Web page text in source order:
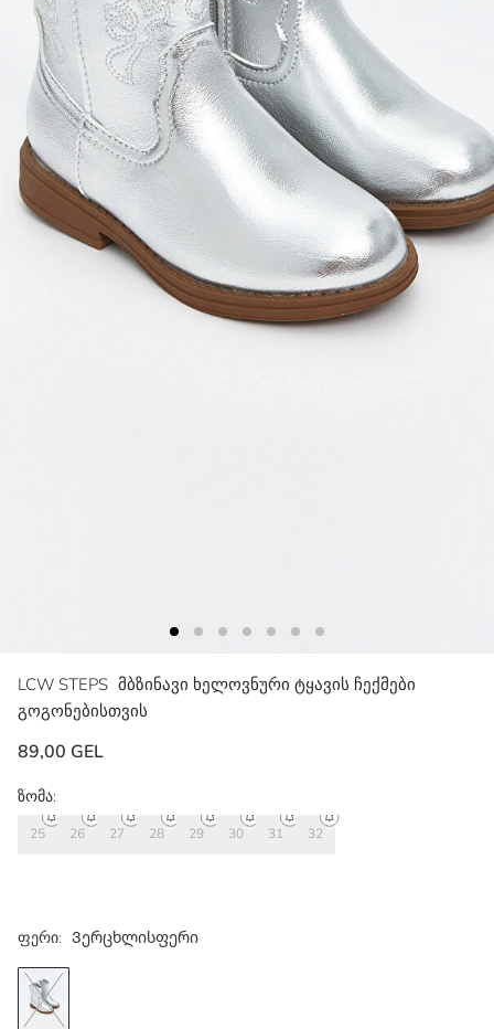
LCW STEPS მბზინავი ხელოვნური ტყავის ჩექმები
გოგონებისთვის
89,00 GEL
ფერი: Ვერცხლისფერი
ზომა:
25 26 27 28 29 30 31 32